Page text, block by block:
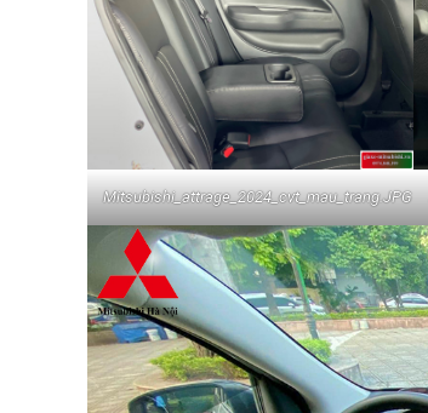
Mitsubishi_attrage_2024_cvt_mau_trang.JPG